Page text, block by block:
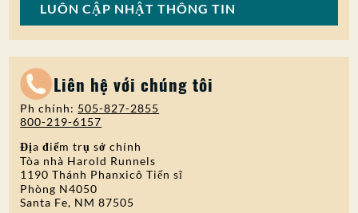
LUÔN CẬP NHẬT THÔNG TIN
Liên hệ với chúng tôi
Ph chính: 505-827-2855
800-219-6157
Địa điểm trụ sở chính
Tòa nhà Harold Runnels
1190 Thánh Phanxicô Tiến sĩ
Phòng N4050
Santa Fe, NM 87505